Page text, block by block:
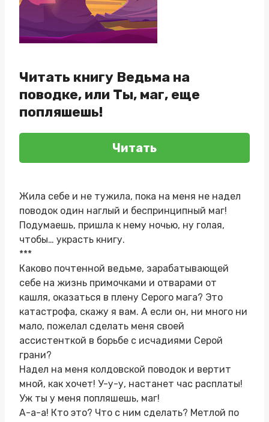
Читать книгу Ведьма на
поводке, или Ты, маг, еще
попляшешь!
Читать
Жила себе и не тужила, пока на меня не надел
поводок один наглый и беспринципный маг!
Подумаешь, пришла к нему ночью, ну голая,
чтобы… украсть книгу.
***
Каково почтенной ведьме, зарабатывающей
себе на жизнь примочками и отварами от
кашля, оказаться в плену Серого мага? Это
катастрофа, скажу я вам. А если он, ни много ни
мало, пожелал сделать меня своей
ассистенткой в борьбе с исчадиями Серой
грани?
Надел на меня колдовской поводок и вертит
мной, как хочет! У-у-у, настанет час расплаты!
Уж ты у меня попляшешь, маг!
А-а-а! Кто это? Что с ним сделать? Метлой по